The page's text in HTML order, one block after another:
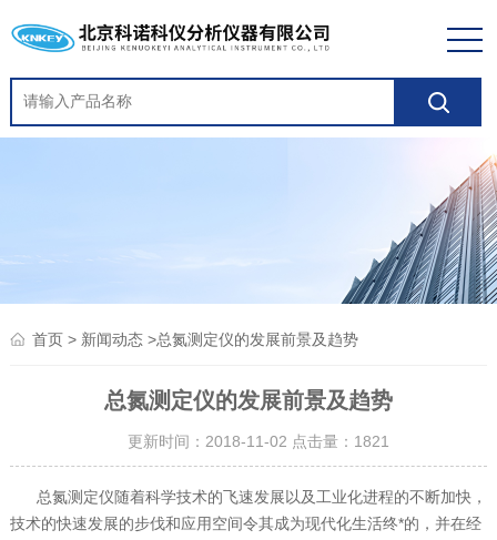
首页> 新闻动态>总氮测定仪的发展前景及趋势
总氮测定仪的发展前景及趋势
更新时间：2018-11-02 点击量： 1821
总氮测定仪随着科学技术的飞速发展以及工业化进程的不断加快，
技术的快速发展的步伐和应用空间令其成为现代化生活终*的，并在经